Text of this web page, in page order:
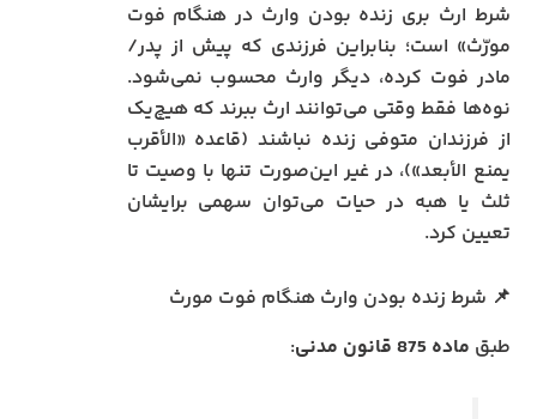
شرط ارث‌ بری زنده بودن وارث در هنگام فوت
مورّث» است؛ بنابراین فرزندی که پیش از پدر/
مادر فوت کرده، دیگر وارث محسوب نمی‌شود.
نوه‌ها فقط وقتی می‌توانند ارث ببرند که هیچ‌یک
از فرزندان متوفی زنده نباشند (قاعده «الأقرب
یمنع الأبعد»)، در غیر این‌صورت تنها با وصیت تا
ثلث یا هبه در حیات می‌توان سهمی برایشان
تعیین کرد.
📌 شرط زنده بودن وارث هنگام فوت مورث
طبق ماده 875 قانون مدنی :